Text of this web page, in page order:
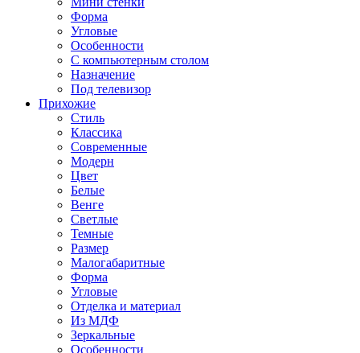
Форма
Угловые
Особенности
С компьютерным столом
Назначение
Под телевизор
Прихожие
Стиль
Классика
Современные
Модерн
Цвет
Белые
Венге
Светлые
Темные
Размер
Малогабаритные
Форма
Угловые
Отделка и материал
Из МДФ
Зеркальные
Особенности